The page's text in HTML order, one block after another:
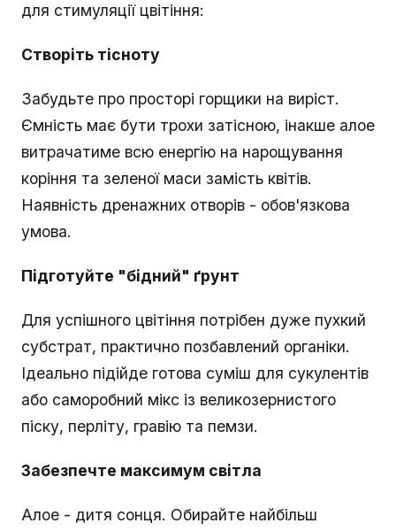
для стимуляції цвітіння:
Створіть тісноту
Забудьте про просторі горщики на виріст.
Ємність має бути трохи затісною, інакше алое
витрачатиме всю енергію на нарощування
коріння та зеленої маси замість квітів.
Наявність дренажних отворів - обов'язкова
умова.
Підготуйте "бідний" ґрунт
Для успішного цвітіння потрібен дуже пухкий
субстрат, практично позбавлений органіки.
Ідеально підійде готова суміш для сукулентів
або саморобний мікс із великозернистого
піску, перліту, гравію та пемзи.
Забезпечте максимум світла
Алое - дитя сонця. Обирайте найбільш